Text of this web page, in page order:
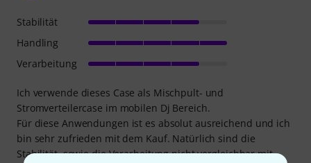
Ich verwende dieses Case als Mischpult- und
Stromverteilercase im mobilen Dj Bereich.
Für diese Anwendungen ist es absolut ausreichend und ich
bin sehr zufrieden mit dem Kauf. Natürlich sind die
Stabilität, sowie die Verarbeitung nicht vergleichbar mit
Stabilität
Handling
Verarbeitung